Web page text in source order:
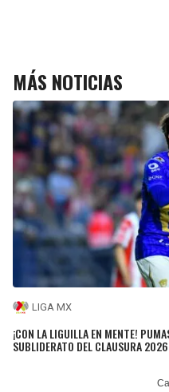
MÁS NOTICIAS
LIGA MX
¡CON LA LIGUILLA EN MENTE!
SUBLIDERATO DEL CLAUSURA 2026